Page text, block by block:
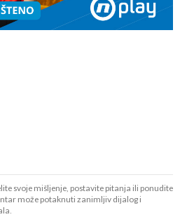
svoje mišljenje, postavite pitanja ili ponudite
može potaknuti zanimljiv dijalog i